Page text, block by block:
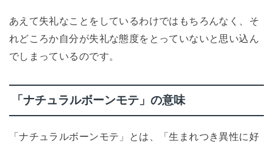
あえて失礼なことをしているわけではもちろんなく、そ
れどころか自分が失礼な態度をとっていないと思い込ん
でしまっているのです。
「ナチュラルボーンモテ」の意味
「ナチュラルボーンモテ」とは、「生まれつき異性に好